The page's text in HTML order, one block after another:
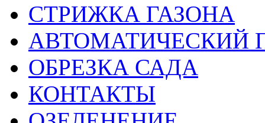
СТРИЖКА ГАЗОНА
АВТОМАТИЧЕСКИЙ
ОБРЕЗКА САДА
КОНТАКТЫ